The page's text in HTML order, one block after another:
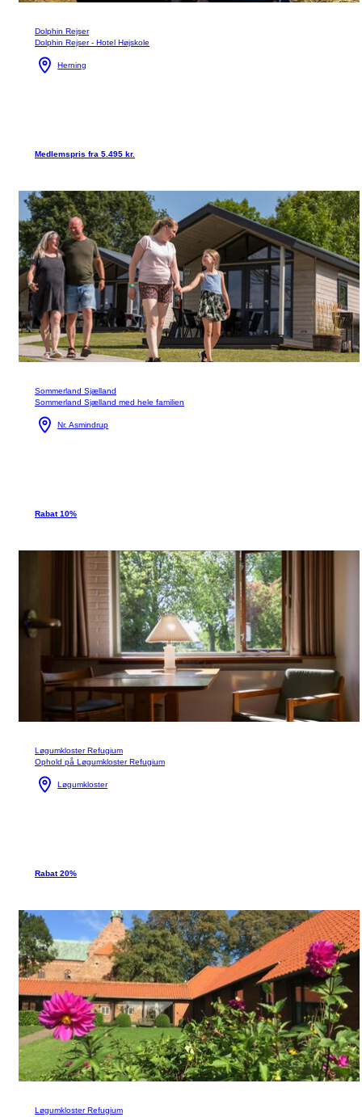
Dolphin Rejser
Dolphin Rejser - Hotel Højskole
Herning
Medlemspris fra 5.495 kr.
Sommerland Sjælland
Sommerland Sjælland med hele familien
Nr. Asmindrup
Rabat 10%
Løgumkloster Refugium
Ophold på Løgumkloster Refugium
Løgumkloster
Rabat 20%
Løgumkloster Refugium